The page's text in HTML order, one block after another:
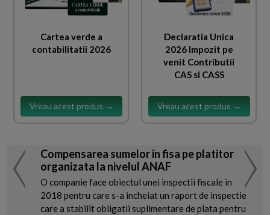
Cartea verde a
contabilitatii 2026
Vreau acest produs →
Declaratia Unica
2026 Impozit pe
venit Contributii
CAS si CASS
Vreau acest produs →
Compensarea sumelor in fisa pe platitor
organizata la nivelul ANAF
O companie face obiectul unei inspectii fiscale in
2018 pentru care s-a incheiat un raport de inspectie
care a stabilit obligatii suplimentare de plata pentru